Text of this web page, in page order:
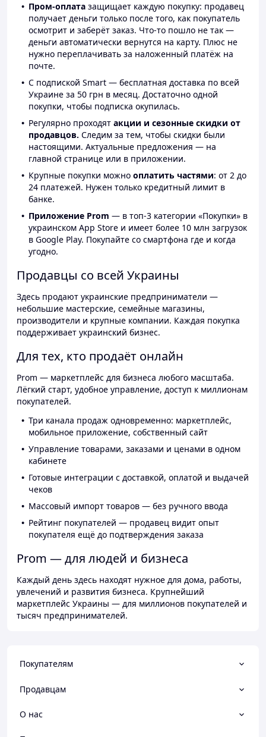
Пром-оплата защищает каждую покупку: продавец
получает деньги только после того, как покупатель
осмотрит и заберёт заказ. Что-то пошло не так —
деньги автоматически вернутся на карту. Плюс не
нужно переплачивать за наложенный платёж на
почте.
С подпиской Smart — бесплатная доставка по всей
Украине за 50 грн в месяц. Достаточно одной
покупки, чтобы подписка окупилась.
Регулярно проходят акции и сезонные скидки от
продавцов. Следим за тем, чтобы скидки были
настоящими. Актуальные предложения — на
главной странице или в приложении.
Крупные покупки можно оплатить частями: от 2 до
24 платежей. Нужен только кредитный лимит в
банке.
Приложение Prom — в топ-3 категории «Покупки» в
украинском App Store и имеет более 10 млн загрузок
в Google Play. Покупайте со смартфона где и когда
угодно.
Продавцы со всей Украины
Здесь продают украинские предприниматели —
небольшие мастерские, семейные магазины,
производители и крупные компании. Каждая покупка
поддерживает украинский бизнес.
Для тех, кто продаёт онлайн
Prom — маркетплейс для бизнеса любого масштаба.
Лёгкий старт, удобное управление, доступ к миллионам
покупателей.
Три канала продаж одновременно: маркетплейс,
мобильное приложение, собственный сайт
Управление товарами, заказами и ценами в одном
кабинете
Готовые интеграции с доставкой, оплатой и выдачей
чеков
Массовый импорт товаров — без ручного ввода
Рейтинг покупателей — продавец видит опыт
покупателя ещё до подтверждения заказа
Prom — для людей и бизнеса
Каждый день здесь находят нужное для дома, работы,
увлечений и развития бизнеса. Крупнейший
маркетплейс Украины — для миллионов покупателей и
тысяч предпринимателей.
Покупателям
Продавцам
О нас